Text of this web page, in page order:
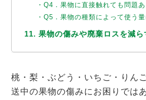
・Q4．果物に直接触れても問題
・Q5．果物の種類によって使う
11. 果物の傷みや廃棄ロスを減ら
桃・梨・ぶどう・いちご・りん
送中の果物の傷みにお困りでは